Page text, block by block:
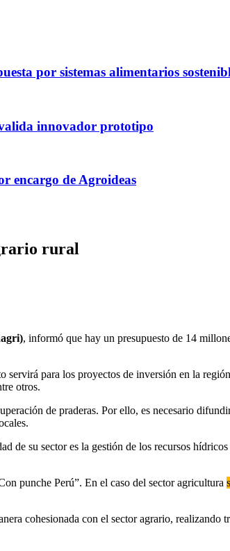
por sistemas alimentarios
innovador prototipo
encargo de Agroideas
rural
, informó que hay un presupuesto de 14
para los proyectos de inversión en la
otros.
de praderas. Por ello, es necesario
su sector es la gestión de los recursos
punche Perú”. En el caso del sector agricultura
cohesionada con el sector agrario,